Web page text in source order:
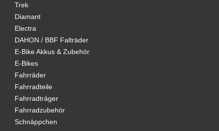
Trek
Diamant
Electra
DAHON / BBF Falträder
E-Bike Akkus & Zubehör
E-Bikes
Fahrräder
Fahrradteile
Fahrradträger
Fahrradzubehör
Schnäppchen